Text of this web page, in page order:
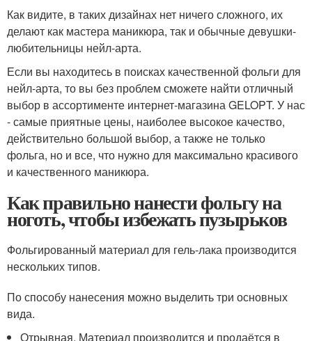
Как видите, в таких дизайнах нет ничего сложного, их
делают как мастера маникюра, так и обычные девушки-
любительницы нейл-арта.
Если вы находитесь в поисках качественной фольги для
нейл-арта, то вы без проблем сможете найти отличный
выбор в ассортименте интернет-магазина GELOPT. У нас
- самые приятные цены, наиболее высокое качество,
действительно большой выбор, а также не только
фольга, но и все, что нужно для максимально красивого
и качественного маникюра.
Как правильно нанести фольгу на
ноготь, чтобы избежать пузырьков
Фольгированный материал для гель-лака производится
нескольких типов.
По способу нанесения можно выделить три основных
вида.
Отрывная. Материал производится и продаётся в